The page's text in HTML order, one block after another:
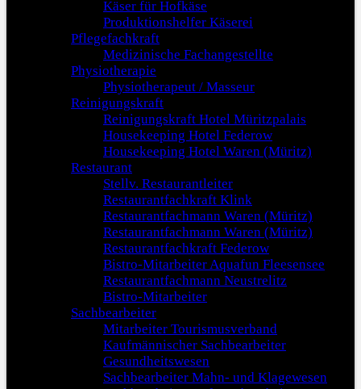
Käser für Hofkäse
Produktionshelfer Käserei
Pflegefachkraft
Medizinische Fachangestellte
Physiotherapie
Physiotherapeut / Masseur
Reinigungskraft
Reinigungskraft Hotel Müritzpalais
Housekeeping Hotel Federow
Housekeeping Hotel Waren (Müritz)
Restaurant
Stellv. Restaurantleiter
Restaurantfachkraft Klink
Restaurantfachmann Waren (Müritz)
Restaurantfachmann Waren (Müritz)
Restaurantfachkraft Federow
Bistro-Mitarbeiter Aquafun Fleesensee
Restaurantfachmann Neustrelitz
Bistro-Mitarbeiter
Sachbearbeiter
Mitarbeiter Tourismusverband
Kaufmännischer Sachbearbeiter
Gesundheitswesen
Sachbearbeiter Mahn- und Klagewesen